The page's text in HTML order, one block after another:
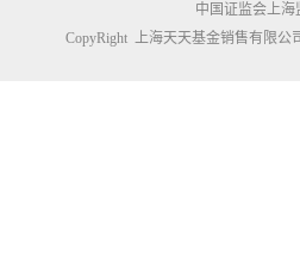
中国证监会上
CopyRight 上海天天基金销售有限